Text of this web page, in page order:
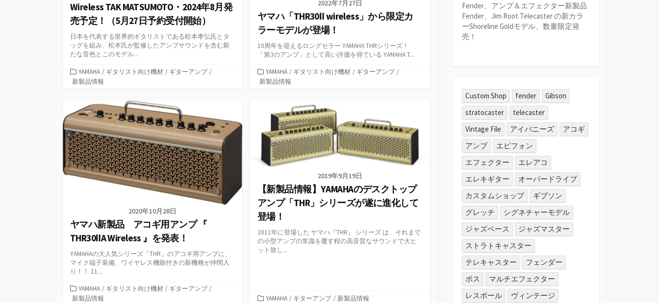
Wireless TAK MATSUMOTO・2024年8月発
売予定！（5月27日予約受付開始）
日本を代表する世界的ギタリストである松本孝弘氏とタ
ッグを組み、松本氏が監修したアンプサウンドを含む新
たな音色とこのモデル...
カ
テ
ー
YAMAHA / ギタリスト向け機材 / ギターアンプ /
新製品情報
2022年7月27日
ヤマハ「THR30Ⅱ wireless」から限定カ
ラーモデルが登場！
10周年を迎えるロングセラー YAMAHA THRシリーズ！
「第3のアンプ」として高い評価を得ている YAMAHA T...
カ
テ
YAMAHA / ギタリスト向け機材 / ギターアンプ /
新製品情報
2020年10月28日
ヤマハ新製品 アコギ用アンプ 『
THR30ⅡA Wireless 』を発表！
YAMAHAの大人気シリーズ「THR」のアコギ用アンプに、
マイク端子装備、ワイヤレス機能付きの新機種が仲間入
り！！ 11...
カ
テ
YAMAHA / ギタリスト向け機材 / ギターアンプ /
新製品情報
2019年9月19日
【新製品情報】YAMAHAのデスクトップ
アンプ「THR」シリーズが遂に進化して
登場！
2011年に登場した ヤマハ『THR』 シリーズ は、それまで
の小型アンプの常識を覆す程の高音質なサウンドで大ヒ
ット致し...
カYAMAHA / ギターアンプ / 新製品情報
Fender、アンプ＆エフェクター新製品
Fender、Jim Root Telecaster の新カラ
ーShoreline Goldモデル、数量限定発
売！
Custom Shop fender
Gibson
stratocaster
telecaster
Vintage File
アイバニーズ
アコギ
アンプ
エピフォン
エフェクター
エレアコ
エレキギター
オーバードライブ
カスタムショップ
ギブソン
グレッチ
シグネチャーモデル
ジャズベース
ジャズマスター
ストラトキャスター
テレキャスター
フェンダー
ボス
マルチエフェクター
レスポール
ヴィンテージ